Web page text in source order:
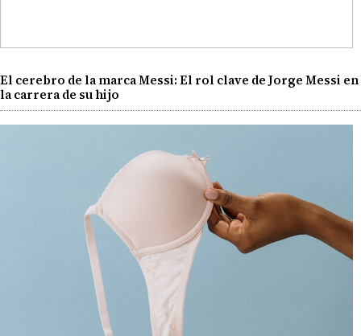
El cerebro de la marca Messi: El rol clave de Jorge Messi en
la carrera de su hijo